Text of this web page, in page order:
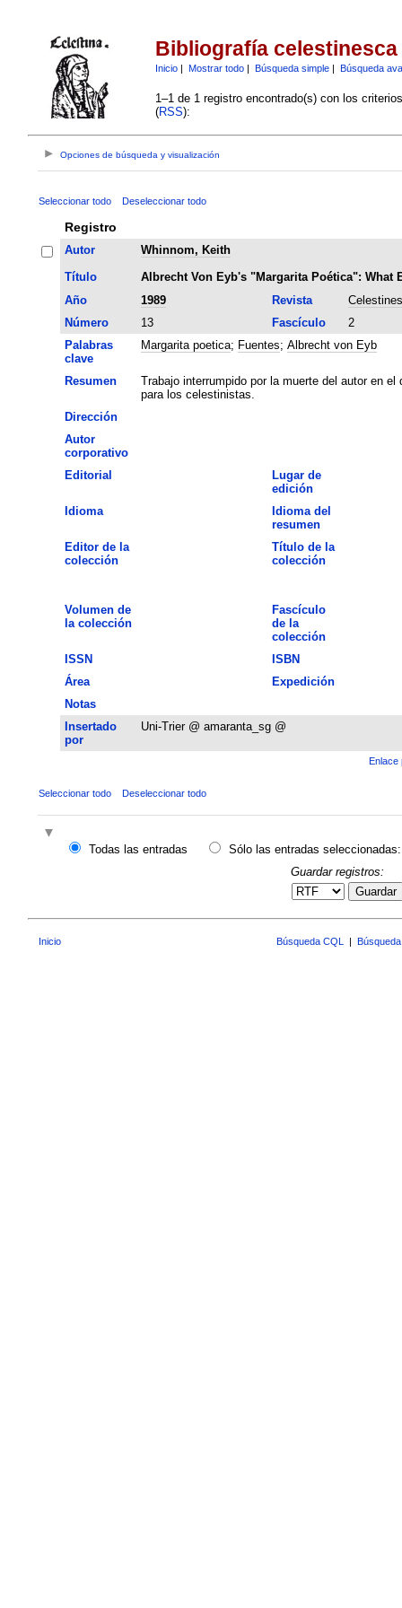
Bibliografía celestinesca
Inicio| Mostrar todo| Búsqueda simple| Búsqueda
1–1 de 1 registro encontrado(s) con los
(RSS):
Opciones de búsqueda y visualización
Seleccionar todo Deseleccionar todo
Registro
Autor
Whinnom, Keith
Título
Albrecht Von Eyb's "Margarita Poética": What
Año
1989 Revista
Número
13 Fascículo
2
Palabras
clave
Margarita poetica; Fuentes; Albrecht von Eyb
Resumen
Trabajo interrumpido por la muerte del autor en
para los celestinistas.
Dirección
Autor
corporativo
Editorial
Lugar de
edición
Idioma
Idioma del
resumen
Editor de la
colección
Título de la
colección
Volumen de
la colección
Fascículo
de la
colección
ISSN
ISBN
Área
Expedición
Notas
Insertado
por
Uni-Trier @ amaranta_sg @
Enlace
Seleccionar todo Deseleccionar todo
Todas las entradas
Sólo las entradas seleccionadas:
Guardar registros:
Guardar
Inicio Búsqueda CQL